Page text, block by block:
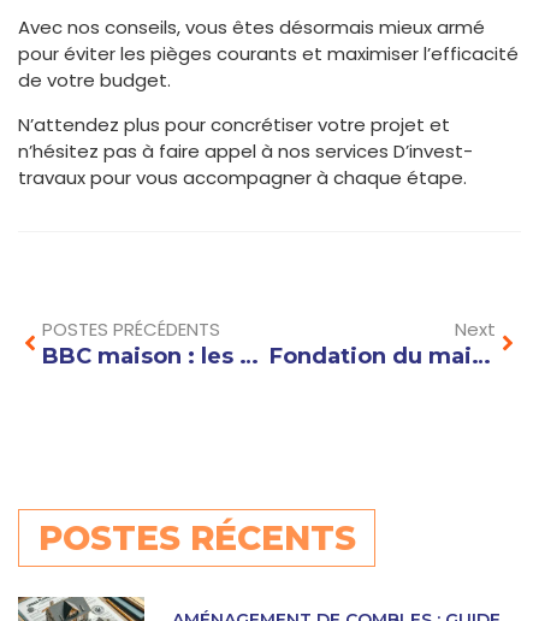
Avec nos conseils, vous êtes désormais mieux armé
pour éviter les pièges courants et maximiser l’efficacité
de votre budget.
N’attendez plus pour concrétiser votre projet et
n’hésitez pas à faire appel à nos services D’invest-
travaux pour vous accompagner à chaque étape.
POSTES PRÉCÉDENTS
BBC maison : les critères à respecter pour une construction écologique et économique
Next
Fondation du maison : quel type choisir selon la nature du sol et le climat ?
POSTES RÉCENTS